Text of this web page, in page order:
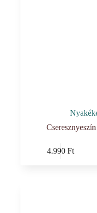
4.990Ft